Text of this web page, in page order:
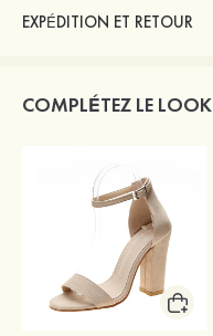
EXPÉDITION ET RETOUR
COMPLÉTEZ LE LOOK